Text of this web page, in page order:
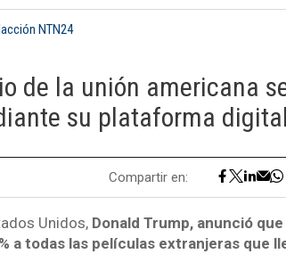
NTN24
de la unión americana
su plataforma
Compartir en:
Unidos, Donald Trump, anunció
a todas las películas extranjeras que